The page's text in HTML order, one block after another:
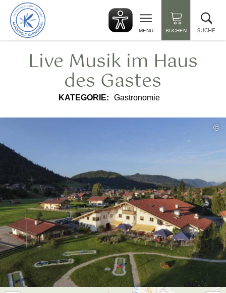
zurück
zur
Startseite
MENU BUCHEN SUCHE
Live Musik im Haus
des Gastes
KATEGORIE: Gastronomie
©